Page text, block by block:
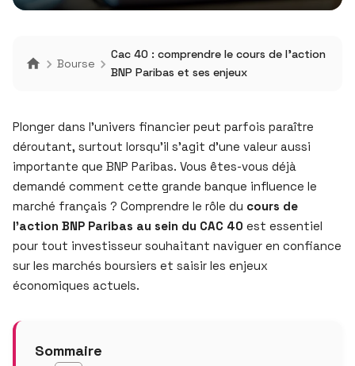
Bourse
Cac 40 : comprendre le cours de l’action
BNP Paribas et ses enjeux
Plonger dans l’univers financier peut parfois paraître
déroutant, surtout lorsqu’il s’agit d’une valeur aussi
importante que BNP Paribas. Vous êtes-vous déjà
demandé comment cette grande banque influence le
marché français ? Comprendre le rôle du cours de
l’action BNP Paribas au sein du CAC 40 est essentiel
pour tout investisseur souhaitant naviguer en confiance
sur les marchés boursiers et saisir les enjeux
économiques actuels.
Sommaire